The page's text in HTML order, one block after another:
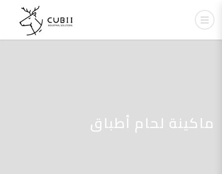
ماكينة لحام أطباق